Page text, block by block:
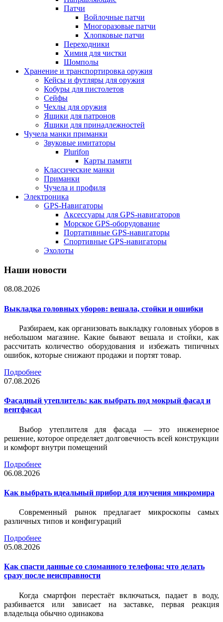
Патчи
Войлочные патчи
Многоразовые патчи
Хлопковые патчи
Переходники
Химия для чистки
Шомполы
Хранение и транспортировка оружия
Кейсы и футляры для оружия
Кобуры для пистолетов
Сейфы
Чехлы для оружия
Ящики для патронов
Ящики для принадлежностей
Чучела манки приманки
Звуковые имитаторы
Plurifon
Карты памяти
Классические манки
Приманки
Чучела и профиля
Электроника
GPS-Навигаторы
Аксессуары для GPS-навигаторов
Морское GPS-оборудование
Портативные GPS-навигаторы
Спортивные GPS-навигаторы
Эхолоты
Наши новости
08.08.2026
Выкладка головных уборов: вешала, стойки и ошибки
Разбираем, как организовать выкладку головных уборов в
небольшом магазине. Какие бывают вешала и стойки, как
рассчитать количество оборудования и избежать типичных
ошибок, которые снижают продажи и портят товар.
Подробнее
07.08.2026
Фасадный утеплитель: как выбрать под мокрый фасад и
вентфасад
Выбор утеплителя для фасада — это инженерное
решение, которое определяет долговечность всей конструкции
и комфорт внутри помещений
Подробнее
06.08.2026
Как выбрать идеальный прибор для изучения микромира
Современный рынок предлагает микроскопы самых
различных типов и конфигураций
Подробнее
05.08.2026
Как спасти данные со сломанного телефона: что делать
сразу после неисправности
Когда смартфон перестаёт включаться, падает в воду,
разбивается или зависает на заставке, первая реакция
владельца обычно одинакова